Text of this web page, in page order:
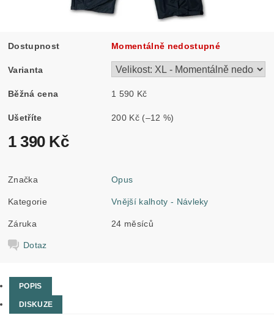
Dostupnost Momentálně nedostupné
Varianta
Běžná cena 1 590 Kč
Ušetříte 200 Kč (–12 %)
1 390 Kč
Značka Opus
Kategorie Vnější kalhoty - Návleky
Záruka 24 měsíců
Dotaz
POPIS
DISKUZE